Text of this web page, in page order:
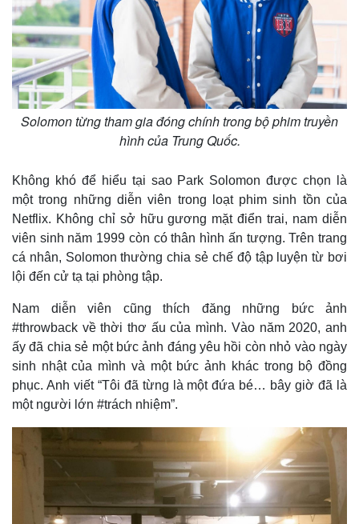
Pháp luật
Tin nóng
Quân sự - Quốc phòng
Vũ khí
Việt Nam
Solomon từng tham gia đóng chính trong bộ phim truyền
hình của Trung Quốc.
Không khó để hiểu tại sao Park Solomon được chọn là
một trong những diễn viên trong loạt phim sinh tồn của
Netflix. Không chỉ sở hữu gương mặt điển trai, nam diễn
viên sinh năm 1999 còn có thân hình ấn tượng. Trên trang
cá nhân, Solomon thường chia sẻ chế độ tập luyện từ bơi
lội đến cử tạ tại phòng tập.
Nam diễn viên cũng thích đăng những bức ảnh
#throwback về thời thơ ấu của mình. Vào năm 2020, anh
ấy đã chia sẻ một bức ảnh đáng yêu hồi còn nhỏ vào ngày
sinh nhật của mình và một bức ảnh khác trong bộ đồng
phục. Anh viết “Tôi đã từng là một đứa bé… bây giờ đã là
một người lớn #trách nhiệm”.